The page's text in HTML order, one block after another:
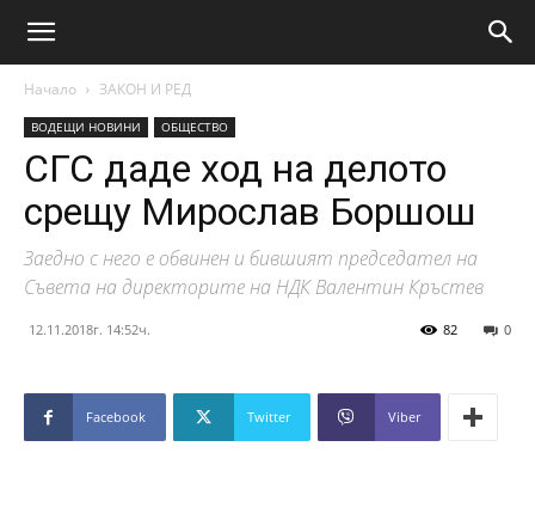
Начало ЗАКОН И РЕД
ВОДЕЩИ НОВИНИ ОБЩЕСТВО
СГС даде ход на делото
срещу Мирослав Боршош
Заедно с него е обвинен и бившият председател на
Съвета на директорите на НДК Валентин Кръстев
12.11.2018г. 14:52ч. 0
82
Facebook Twitter Viber